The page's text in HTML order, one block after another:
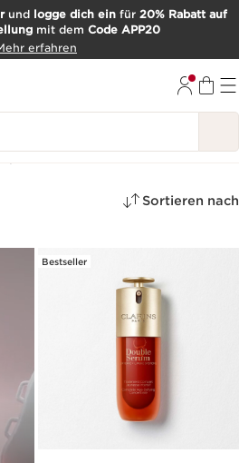
und logge dich ein für 20% Rabatt auf
mit dem Code APP20
erfahren
Sortieren nach
Bestseller